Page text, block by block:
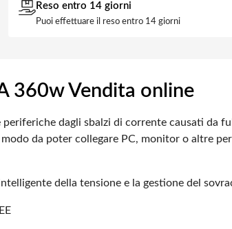
Reso entro 14 giorni
Puoi effettuare il reso entro 14 giorni
360w Vendita online
periferiche dagli sbalzi di corrente causati da
da poter collegare PC, monitor o altre
della tensione e la gestione del